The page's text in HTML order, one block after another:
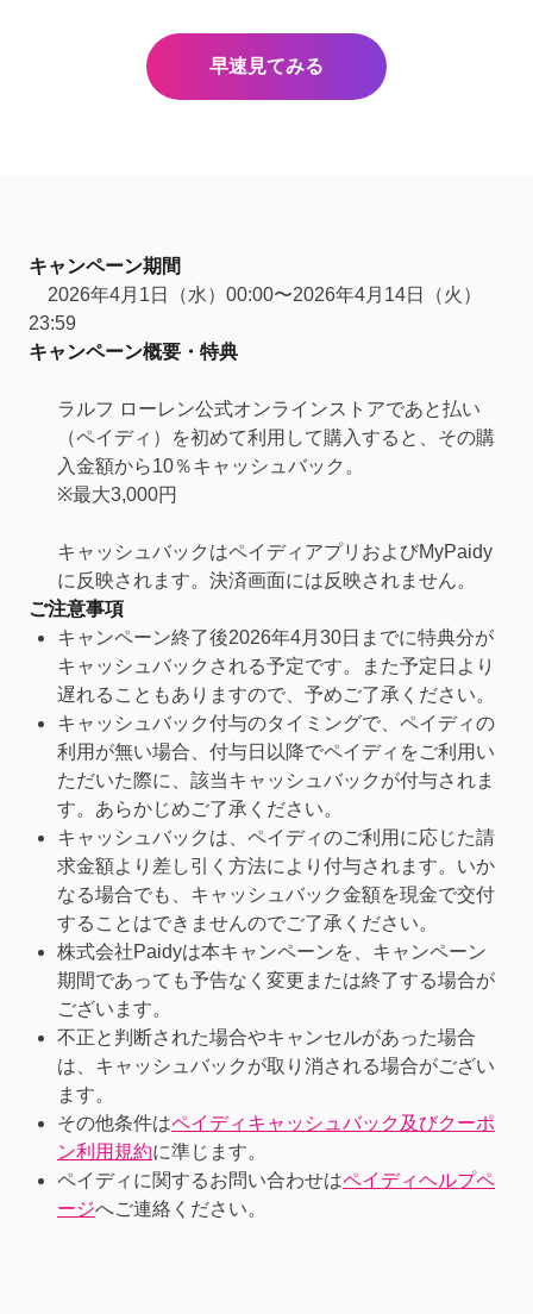
早速見てみる
キャンペーン期間
2026年4月1日（水）00:00〜2026年4月14日（火）
23:59
キャンペーン概要・特典
ラルフ ローレン公式オンラインストアであと払い
（ペイディ）を初めて利用して購入すると、その購
入金額から10％キャッシュバック。
※最大3,000円
キャッシュバックはペイディアプリおよびMyPaidy
に反映されます。決済画面には反映されません。
ご注意事項
キャンペーン終了後2026年4月30日までに特典分が
キャッシュバックされる予定です。また予定日より
遅れることもありますので、予めご了承ください。
キャッシュバック付与のタイミングで、ペイディの
利用が無い場合、付与日以降でペイディをご利用い
ただいた際に、該当キャッシュバックが付与されま
す。あらかじめご了承ください。
キャッシュバックは、ペイディのご利用に応じた請
求金額より差し引く方法により付与されます。いか
なる場合でも、キャッシュバック金額を現金で交付
することはできませんのでご了承ください。
株式会社Paidyは本キャンペーンを、キャンペーン
期間であっても予告なく変更または終了する場合が
ございます。
不正と判断された場合やキャンセルがあった場合
は、キャッシュバックが取り消される場合がござい
ます。
その他条件はペイディキャッシュバック及びクーポ
ン利用規約に準じます。
ペイディに関するお問い合わせはペイディヘルプペ
ージへご連絡ください。